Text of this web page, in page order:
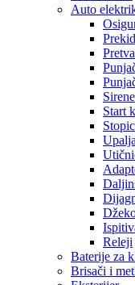
Auto
Sirene
Start
Releji
Baterije za
Brisači i